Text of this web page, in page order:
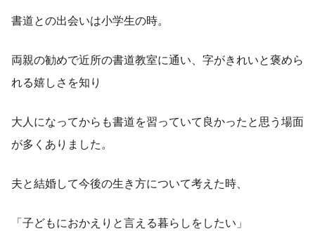
書道との出会いは小学生の時。
両親の勧めで近所の書道教室に通い、字がきれいと褒めら
れる嬉しさを知り
大人になってからも書道を習っていて良かったと思う場面
が多くありました。
夫と結婚して今後の生き方について考えた時、
「子どもにおかえりと言える暮らしをしたい」